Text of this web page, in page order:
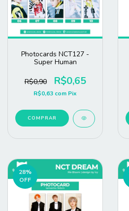
Photocards NCT127 -
Super Human
R$0,90 R$0,65
R$0,63 com Pix
COMPRAR
28%
OFF